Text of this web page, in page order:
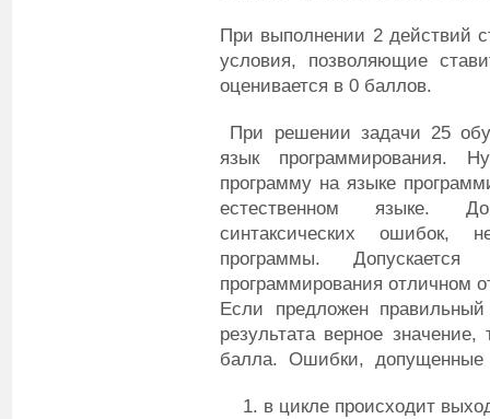
При выполнении 2 действий
условия, позволяющие
оценивается в 0 баллов.
При решении задачи 25
язык программирования.
программу на языке
естественном языке.
синтаксических ошибок,
программы.
программирования отличном
Если предложен
результата верное
балла. Ошибки, допущенные
в цикле происходит